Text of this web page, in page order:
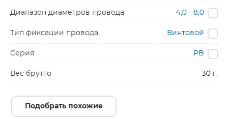
Диапазон диаметров провода 4,0 - 8,0
Тип фиксации провода Винтовой
Серия PB
Вес брутто 30 г.
Подобрать похожие